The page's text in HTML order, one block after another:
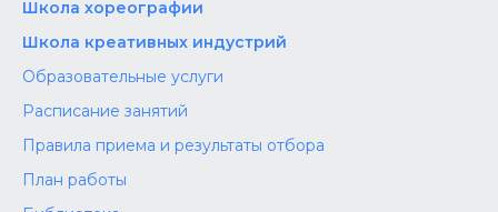
Школа хореографии
Школа креативных индустрий
Образовательные услуги
Расписание занятий
Правила приема и результаты отбора
План работы